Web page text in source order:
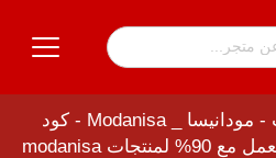
- مودانيسا _ Modanisa - كود
خصم مودانيسا السعودية يعمل مع 90% لمنتجات modanisa